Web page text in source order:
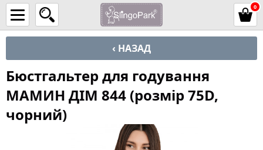
0
‹ НАЗАД
Бюстгальтер для годування
МАМИН ДІМ 844 (розмір 75D,
чорний)